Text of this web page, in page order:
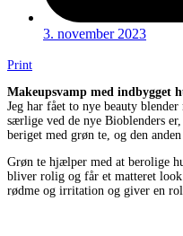
3. november 2023
Print
Makeupsvamp med indbygget
Jeg har fået to nye beauty
særlige ved de nye Bioblenders
beriget med grøn te, og den
Grøn te hjælper med at berolige
bliver rolig og får et matteret
rødme og irritation og giver en